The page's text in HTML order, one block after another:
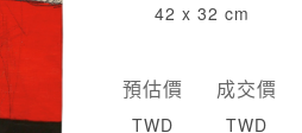
42 x 32 cm
預估價
TWD
成交價
TWD